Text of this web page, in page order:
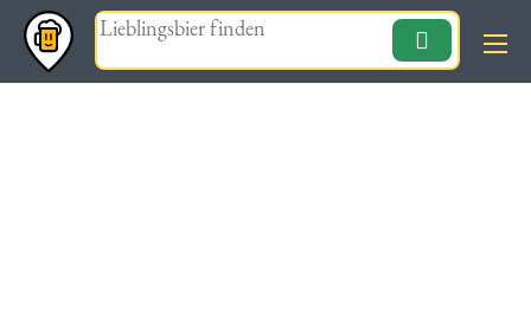
Magazin